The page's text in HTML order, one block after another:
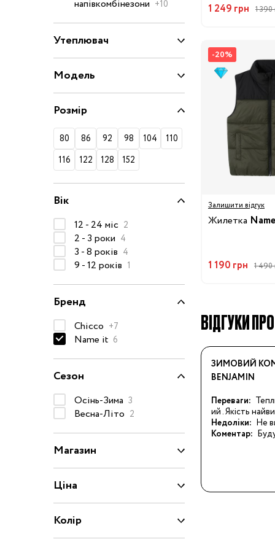
74-86 см
92-104 см
110-128 см
134-146 см
152-176 см
Взуття
Босоніжки
Капці
Взуття за розміром
22 23
27 28
30
33
напівкомбінезони +10
Утеплювач
Модель
Розмір
80 86 92 98 104
110
116
122 128 152
Вік
12 - 24 міс 2
2 - 3 роки 4
3 - 8 років 4
9 - 12 років 1
Бренд
Chicco +7
Name it 6
Сезон
Осінь-Зима 3
Весна-Літо 2
Магазин
Ціна
Колір
1 249 грн 1 390
-20%
Залишити відгук
Жилетка
1 190 грн 1 490
ВІДГУКИ
ЗИМОВИЙ
BENJAMIN
Переваги:
ий . Якість
Недоліки: Не
Коментар: